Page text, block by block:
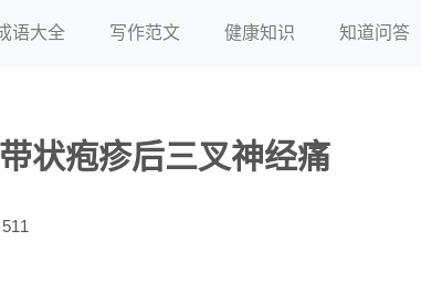
语大全 写作范文 健康知识 知道问答
状疱疹后三叉神经痛
511